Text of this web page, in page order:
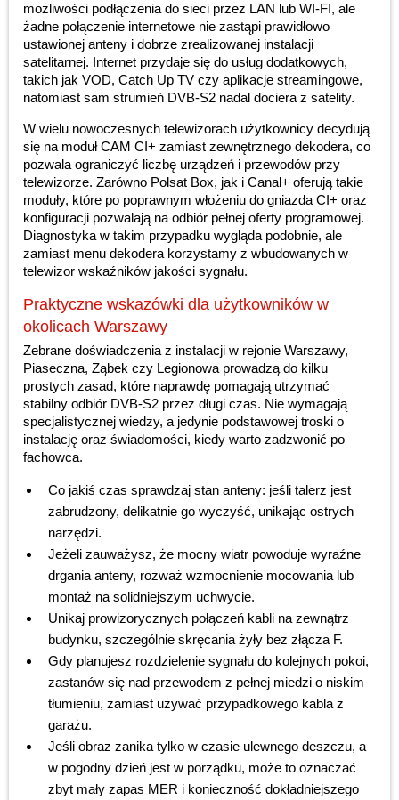
możliwości podłączenia do sieci przez LAN lub WI-FI, ale
żadne połączenie internetowe nie zastąpi prawidłowo
ustawionej anteny i dobrze zrealizowanej instalacji
satelitarnej. Internet przydaje się do usług dodatkowych,
takich jak VOD, Catch Up TV czy aplikacje streamingowe,
natomiast sam strumień DVB-S2 nadal dociera z satelity.
W wielu nowoczesnych telewizorach użytkownicy decydują
się na moduł CAM CI+ zamiast zewnętrznego dekodera, co
pozwala ograniczyć liczbę urządzeń i przewodów przy
telewizorze. Zarówno Polsat Box, jak i Canal+ oferują takie
moduły, które po poprawnym włożeniu do gniazda CI+ oraz
konfiguracji pozwalają na odbiór pełnej oferty programowej.
Diagnostyka w takim przypadku wygląda podobnie, ale
zamiast menu dekodera korzystamy z wbudowanych w
telewizor wskaźników jakości sygnału.
Praktyczne wskazówki dla użytkowników w
okolicach Warszawy
Zebrane doświadczenia z instalacji w rejonie Warszawy,
Piaseczna, Ząbek czy Legionowa prowadzą do kilku
prostych zasad, które naprawdę pomagają utrzymać
stabilny odbiór DVB-S2 przez długi czas. Nie wymagają
specjalistycznej wiedzy, a jedynie podstawowej troski o
instalację oraz świadomości, kiedy warto zadzwonić po
fachowca.
Co jakiś czas sprawdzaj stan anteny: jeśli talerz jest
zabrudzony, delikatnie go wyczyść, unikając ostrych
narzędzi.
Jeżeli zauważysz, że mocny wiatr powoduje wyraźne
drgania anteny, rozważ wzmocnienie mocowania lub
montaż na solidniejszym uchwycie.
Unikaj prowizorycznych połączeń kabli na zewnątrz
budynku, szczególnie skręcania żyły bez złącza F.
Gdy planujesz rozdzielenie sygnału do kolejnych pokoi,
zastanów się nad przewodem z pełnej miedzi o niskim
tłumieniu, zamiast używać przypadkowego kabla z
garażu.
Jeśli obraz zanika tylko w czasie ulewnego deszczu, a
w pogodny dzień jest w porządku, może to oznaczać
zbyt mały zapas MER i konieczność dokładniejszego